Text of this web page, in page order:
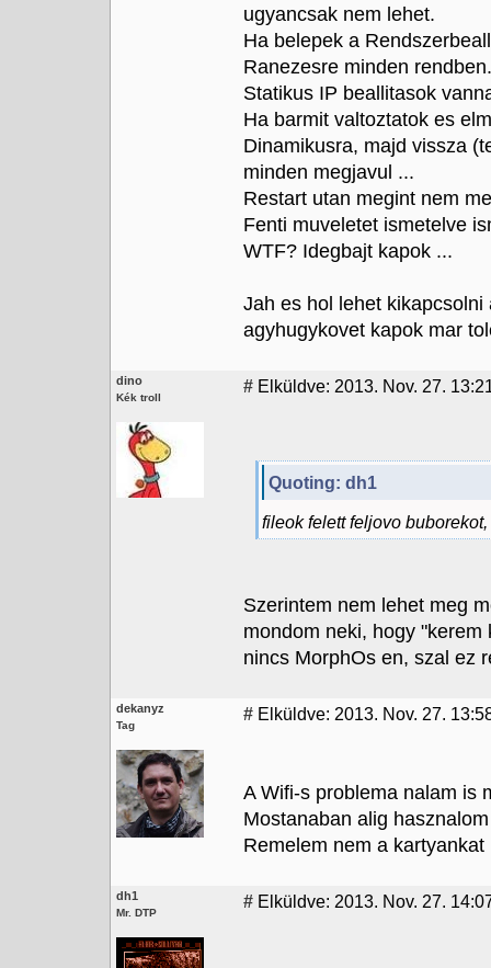
ugyancsak nem lehet.
Ha belepek a
Ranezesre minden rendben.
Statikus IP beallitasok
Ha barmit valtoztatok es
Dinamikusra, majd vissza
minden megjavul ...
Restart utan megint nem
Fenti muveletet ismetelve
WTF? Idegbajt kapok ...
Jah es hol lehet
agyhugykovet kapok mar
dino
Kék troll
# Elküldve: 2013. Nov. 27.
Quoting: dh1
fileok felett feljovo
Szerintem nem lehet meg
mondom neki, hogy
nincs MorphOs en, szal ez
dekanyz
Tag
# Elküldve: 2013. Nov. 27.
A Wifi-s problema nalam is
Mostanaban alig
Remelem nem a kartyankat
dh1
Mr. DTP
# Elküldve: 2013. Nov. 27.